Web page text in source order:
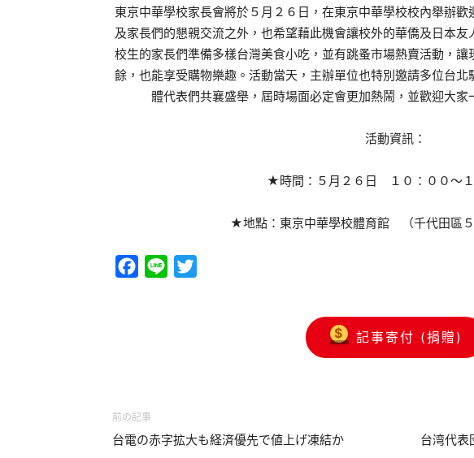
東京中華學校家長會將於５月２６日，在東京中華學校校內舉辦
及家長們的懇親交流之外，也希望藉此機會讓校外的華僑及日本
校生的家長們準備多樣台灣美食小吃，並有跳蚤市場熱賣活動，
餘，也能享受購物樂趣。活動當天，主辦單位也特別邀請多位台
體代表們共襄盛舉，屆時場面必定會更加熱鬧，並歡迎大家
活動資訊：
★時間：５月２６日 １０：００～１
★地點：東京中華學校體育館 （千代田區５
Facebook
Line
記事寄付 (捐贈)
前の記事
台電の赤字拡大も経済優先で値上げ凍結か
台湾代表